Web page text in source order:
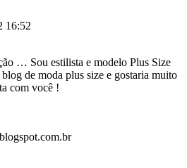
16:52
… Sou estilista e modelo Plus Size
de moda plus size e gostaria muito
com você !